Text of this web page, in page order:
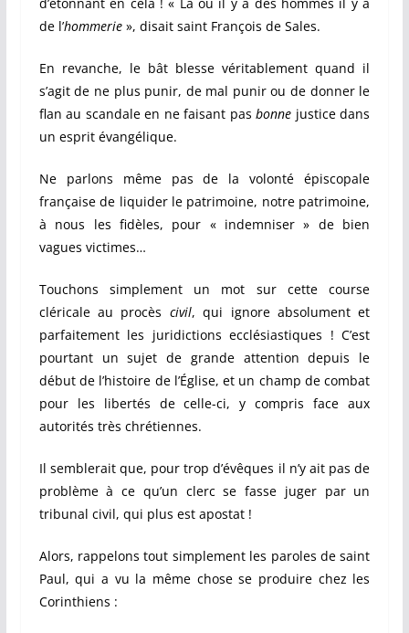
de l’hommerie», disait saint François de Sales.
En revanche, le bât blesse véritablement quand il
s’agit de ne plus punir, de mal punir ou de donner le
flan au scandale en ne faisant pasbonne justice dans
un esprit évangélique.
Ne parlons même pas de la volonté épiscopale
française de liquider le patrimoine, notre patrimoine,
à nous les fidèles, pour « indemniser » de bien
vagues victimes…
Touchons simplement un mot sur cette course
cléricale au procès civil, qui ignore absolument et
parfaitement les juridictions ecclésiastiques ! C’est
pourtant un sujet de grande attention depuis le
début de l’histoire de l’Église, et un champ de combat
pour les libertés de celle-ci, y compris face aux
autorités très chrétiennes.
Il semblerait que, pour trop d’évêques il n’y ait pas de
problème à ce qu’un clerc se fasse juger par un
tribunal civil, qui plus est apostat !
Alors, rappelons tout simplement les paroles de saint
Paul, qui a vu la même chose se produire chez les
Corinthiens :